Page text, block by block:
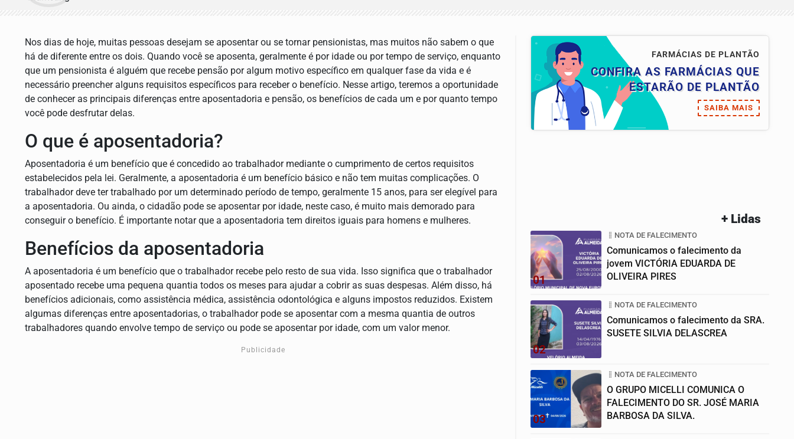
Nos dias de hoje, muitas pessoas desejam se aposentar ou se tornar pensionistas, mas muitos não sabem o que
há de diferente entre os dois. Quando você se aposenta, geralmente é por idade ou por tempo de serviço, enquanto
que um pensionista é alguém que recebe pensão por algum motivo específico em qualquer fase da vida e é
necessário preencher alguns requisitos específicos para receber o benefício. Nesse artigo, teremos a oportunidade
de conhecer as principais diferenças entre aposentadoria e pensão, os benefícios de cada um e por quanto tempo
você pode desfrutar delas.
O que é aposentadoria?
Aposentadoria é um benefício que é concedido ao trabalhador mediante o cumprimento de certos requisitos
estabelecidos pela lei. Geralmente, a aposentadoria é um benefício básico e não tem muitas complicações. O
trabalhador deve ter trabalhado por um determinado período de tempo, geralmente 15 anos, para ser elegível para
a aposentadoria. Ou ainda, o cidadão pode se aposentar por idade, neste caso, é muito mais demorado para
conseguir o benefício. É importante notar que a aposentadoria tem direitos iguais para homens e mulheres.
Benefícios da aposentadoria
A aposentadoria é um benefício que o trabalhador recebe pelo resto de sua vida. Isso significa que o trabalhador
aposentado recebe uma pequena quantia todos os meses para ajudar a cobrir as suas despesas. Além disso, há
benefícios adicionais, como assistência médica, assistência odontológica e alguns impostos reduzidos. Existem
algumas diferenças entre aposentadorias, o trabalhador pode se aposentar com a mesma quantia de outros
trabalhadores quando envolve tempo de serviço ou pode se aposentar por idade, com um valor menor.
Publicidade
FARMÁCIAS DE PLANTÃO
CONFIRA AS FARMÁCIAS QUE
ESTARÃO DE PLANTÃO
SAIBA MAIS
+ Lidas
01
NOTA DE FALECIMENTO
Comunicamos o falecimento da
jovem VICTÓRIA EDUARDA DE
OLIVEIRA PIRES
02
NOTA DE FALECIMENTO
Comunicamos o falecimento da SRA.
SUSETE SILVIA DELASCREA
03
NOTA DE FALECIMENTO
O GRUPO MICELLI COMUNICA O
FALECIMENTO DO SR. JOSÉ MARIA
BARBOSA DA SILVA.